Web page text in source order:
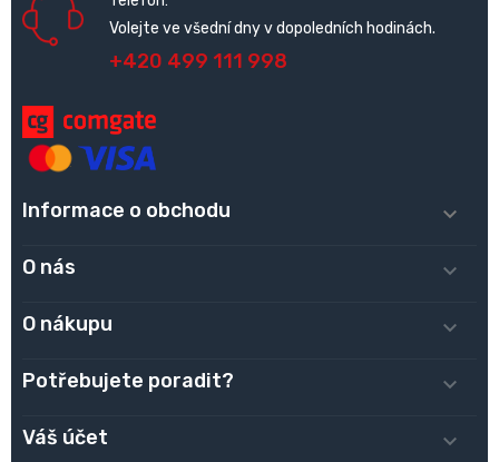
Volejte ve všední dny v dopoledních hodinách.
+420 499 111 998
Informace o obchodu 
O nás 
O nákupu 
Potřebujete poradit? 
Váš účet 